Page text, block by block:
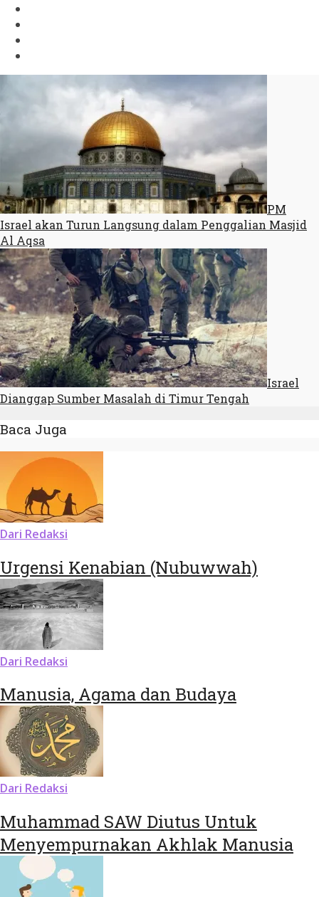
PM
Israel akan Turun Langsung dalam Penggalian Masjid
Al Aqsa
Israel
Dianggap Sumber Masalah di Timur Tengah
Baca Juga
Dari Redaksi
Urgensi Kenabian (Nubuwwah)
Dari Redaksi
Manusia, Agama dan Budaya
Dari Redaksi
Muhammad SAW Diutus Untuk
Menyempurnakan Akhlak Manusia